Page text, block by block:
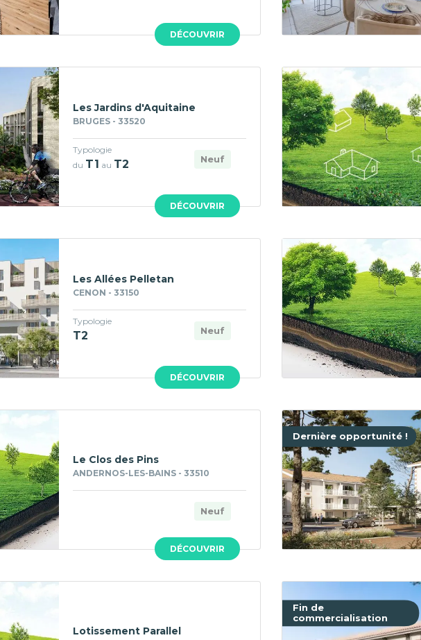
DÉCOUVRIR
DÉCOUVRIR
Les Jardins d'Aquitaine
BRUGES - 33520
Neuf
Typologie
du T1 au T2
DÉCOUVRIR
Les Allées Pelletan
CENON - 33150
Neuf
Typologie
T2
DÉCOUVRIR
Le Clos des Pins
ANDERNOS-LES-BAINS - 33510
Neuf
Dernière opportunité !
Lotissement Parallel
Fin de
commercialisation